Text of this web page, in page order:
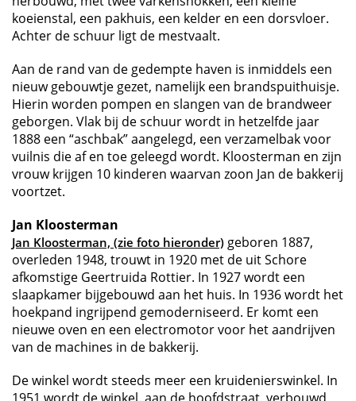
koeienstal, een pakhuis, een kelder en een dorsvloer.
Achter de schuur ligt de mestvaalt.
Aan de rand van de gedempte haven is inmiddels een
nieuw gebouwtje gezet, namelijk een brandspuithuisje.
Hierin worden pompen en slangen van de brandweer
geborgen. Vlak bij de schuur wordt in hetzelfde jaar
1888 een “aschbak” aangelegd, een verzamelbak voor
vuilnis die af en toe geleegd wordt. Kloosterman en zijn
vrouw krijgen 10 kinderen waarvan zoon Jan de bakkerij
voortzet.
Jan Kloosterman
Jan Kloosterman, (zie foto hieronder) geboren 1887,
overleden 1948, trouwt in 1920 met de uit Schore
afkomstige Geertruida Rottier. In 1927 wordt een
slaapkamer bijgebouwd aan het huis. In 1936 wordt het
hoekpand ingrijpend gemoderniseerd. Er komt een
nieuwe oven en een electromotor voor het aandrijven
van de machines in de bakkerij.
De winkel wordt steeds meer een kruidenierswinkel. In